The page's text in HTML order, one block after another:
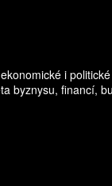
i
byznysu, financí,